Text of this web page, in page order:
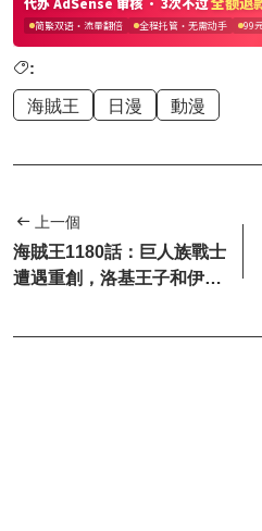
:
海賊王 日漫 動漫
上一個
海賊王1180話：巨人族戰士
遭遇重創，洛基王子和伊姆